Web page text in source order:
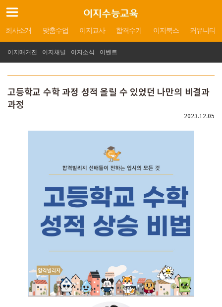
회사소개 맞춤수업 이지교사 합격수기 이지북스 커뮤니티
이지매거진 이지채널 이지소식 이벤트
고등학교 수학 과정 성적 올릴 수 있었던 나만의 비결과
과정
2023.12.05